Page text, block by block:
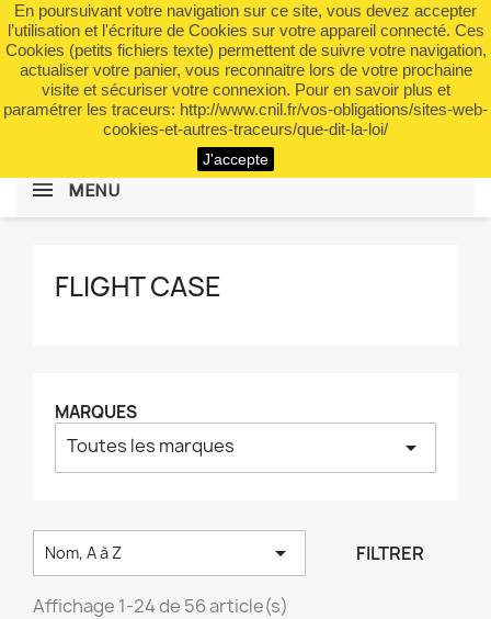
En poursuivant votre navigation sur ce site, vous devez accepter
l’utilisation et l'écriture de Cookies sur votre appareil connecté. Ces
Cookies (petits fichiers texte) permettent de suivre votre navigation,
actualiser votre panier, vous reconnaitre lors de votre prochaine
visite et sécuriser votre connexion. Pour en savoir plus et
paramétrer les traceurs: http://www.cnil.fr/vos-obligations/sites-web-
cookies-et-autres-traceurs/que-dit-la-loi/
J'accepte
 shopping_cart (0)

search
MENU
FLIGHT CASE
MARQUES
Toutes les marques arrow_drop_down
Nom, A à Z  FILTRER
Affichage 1-24 de 56 article(s)